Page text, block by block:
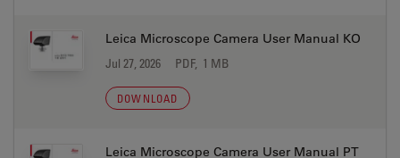
Leica Microscope Camera User Manual KO
Jul 27, 2026 PDF, 1 MB
DOWNLOAD
Leica Microscope Camera User Manual PT